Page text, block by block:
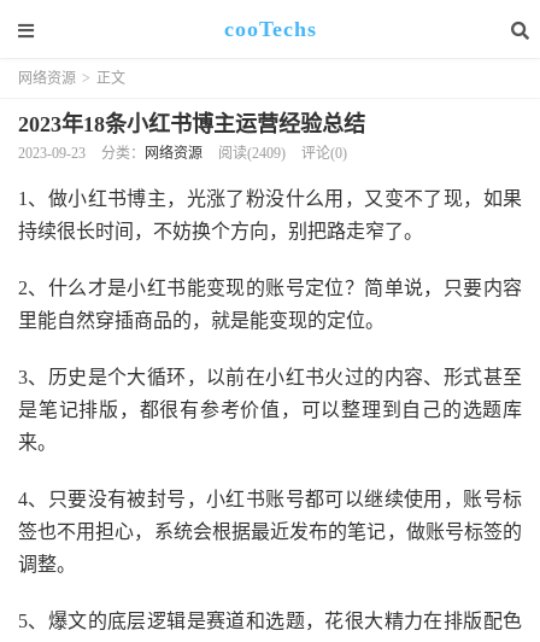
cooTechs
网络资源 > 正文
2023年18条小红书博主运营经验总结
2023-09-23 分类： 网络资源 阅读(2409) 评论(0)
1、做小红书博主，光涨了粉没什么用，又变不了现，如果
持续很长时间，不妨换个方向，别把路走窄了。
2、什么才是小红书能变现的账号定位？简单说，只要内容
里能自然穿插商品的，就是能变现的定位。
3、历史是个大循环，以前在小红书火过的内容、形式甚至
是笔记排版，都很有参考价值，可以整理到自己的选题库
来。
4、只要没有被封号，小红书账号都可以继续使用，账号标
签也不用担心，系统会根据最近发布的笔记，做账号标签的
调整。
5、爆文的底层逻辑是赛道和选题，花很大精力在排版配色